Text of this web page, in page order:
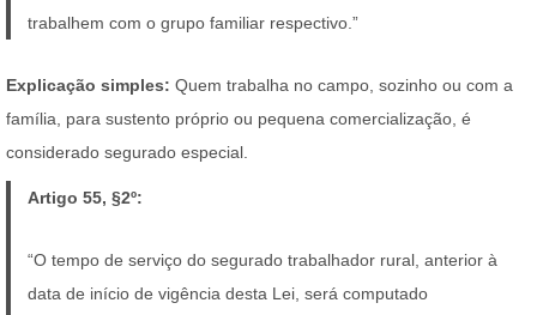
trabalhem com o grupo familiar respectivo.”
Explicação simples: Quem trabalha no campo, sozinho ou com a
família, para sustento próprio ou pequena comercialização, é
considerado segurado especial.
Artigo 55, §2º:
“O tempo de serviço do segurado trabalhador rural, anterior à
data de início de vigência desta Lei, será computado